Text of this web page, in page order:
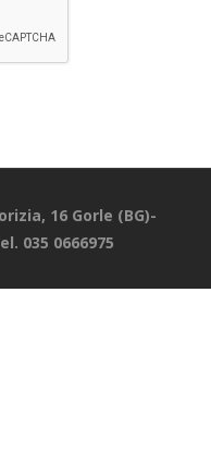
16 Gorle (BG)-
035 0666975